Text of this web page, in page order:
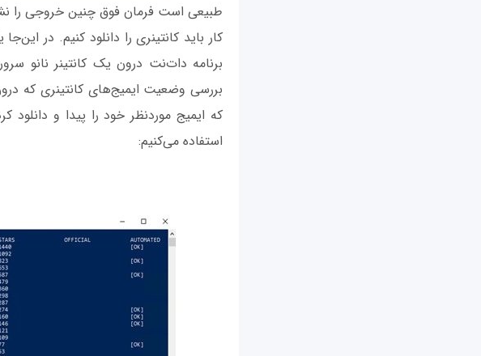
طبیعی است فرمان فوق چنین خروجی را
کار باید کانتینری را دانلود کنیم. در
استفاده می‌کنیم: